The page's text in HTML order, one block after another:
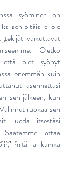
syöminen on
sen pitäisi ei ole
tekijät vaikuttavat
Oletko
että olet syönyt
enemmän kuin
asennettasi
sen jälkeen, kun
ruokaa sen
luoda itsestäsi
Saatamme ottaa
mitä ja kuinka